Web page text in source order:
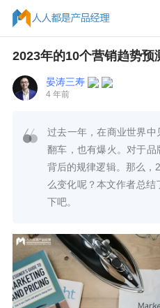
2023年的10个营销趋势预
晏涛三寿
4 年前
过去一年，在商业世界
翻车，也有爆火。对于
背后的规律逻辑。那么，
么变化呢？本文作者总结
下吧。